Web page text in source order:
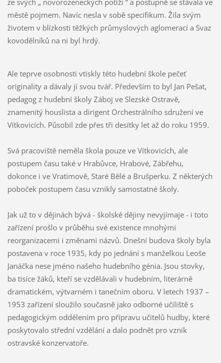
ze svých „ novorozeneckých potíží “ a postupně se stávala ve
městě pojmem. Navíc nesla v sobě specifikum. Žila svým
životem v blízkosti těžkých průmyslových aglomerací a Svaz
kovodělníků na ni byl hrdý.
Ale teprve osobnosti vtiskly této hudební škole pečeť
originality a dávaly jí svou tvář. Především to byl Jan Pešat,
pedagog z hudební školy Záboj ve Slezské Ostravě,
znamenitý houslista a dirigent Orchestrálního sdružení ve
Vítkovicích. Působil zde přes tři desítky let až do roku 1959.
Svá pracoviště neměla škola pouze ve Vítkovicích, ale
postupem času také v Hrabůvce, Hrabové, Zábřehu,
dokonce i ve Vratimově, Staré Bělé a Brušperku. Z některých
poboček postupem času vznikly samostatné školy.
Jak už to v dějinách bývá - školské dějiny nevyjímaje - i toto
zařízení prošlo v průběhu své existence mnohými
reorganizacemi i změnami názvů. Dnešní budova školy byla
postavena v roce 1935, kdy po jednání s manželkou Leoše
Janáčka nese jméno našeho hudebního génia. Jsou stovky,
ba tisíce žáků, kteří se vzdělávali v hudebním, literárně
dramatickém, výtvarném i tanečním oboru. V letech 1937 –
1953 zařízení sloužilo současně jako odborné učiliště s
pedagogickým oddělením pro přípravu učitelů hudby, které
poskytovalo střední vzdělání a dalo podnět pro vznik
ostravské konzervatoře.